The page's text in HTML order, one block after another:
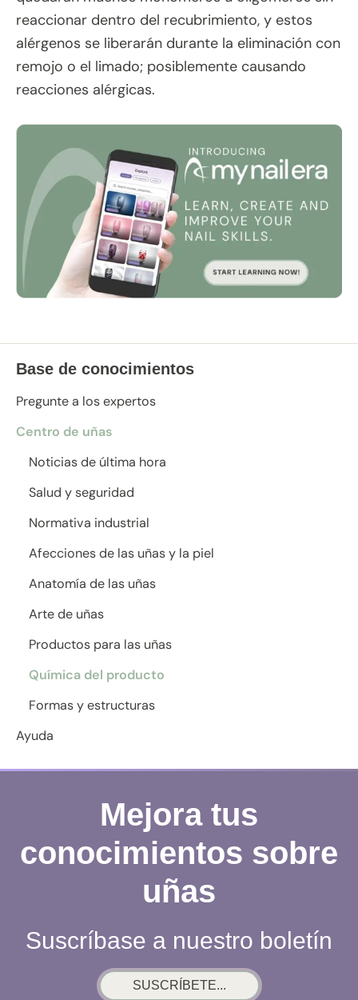
Base de conocimientos
Pregunte a los expertos
Centro de uñas
Noticias de última hora
Salud y seguridad
Normativa industrial
Afecciones de las uñas y la piel
Anatomía de las uñas
Arte de uñas
Productos para las uñas
Química del producto
Formas y estructuras
Ayuda
reaccionar dentro del recubrimiento, y estos
alérgenos se liberarán durante la eliminación con
remojo o el limado; posiblemente causando
reacciones alérgicas.
Mejora tus
conocimientos sobre
uñas
Suscríbase a nuestro boletín
SUSCRÍBETE...